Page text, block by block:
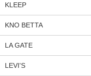
KLEEP
KNO BETTA
LA GATE
LEVI'S